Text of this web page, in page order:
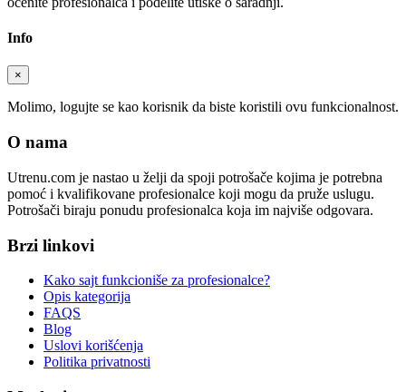
Info
×
Molimo, logujte se kao korisnik da biste koristili ovu funkcionalnost.
O nama
Utrenu.com je nastao u želji da spoji potrošače kojima je potrebna
pomoć i kvalifikovane profesionalce koji mogu da pruže uslugu.
Potrošači biraju ponudu profesionalca koja im najviše odgovara.
Brzi linkovi
Kako sajt funkcioniše za profesionalce?
Opis kategorija
FAQS
Blog
Uslovi korišćenja
Politika privatnosti